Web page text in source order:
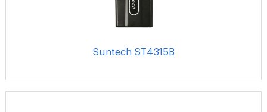
Suntech ST4315B